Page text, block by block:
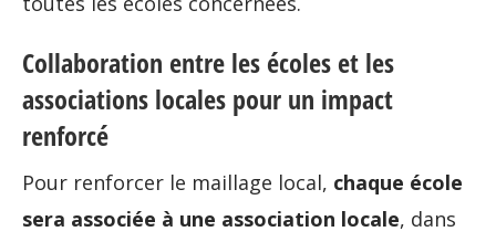
Collaboration entre les écoles et les
associations locales pour un impact
renforcé
Pour renforcer le maillage local, chaque école
sera associée à une association locale, dans